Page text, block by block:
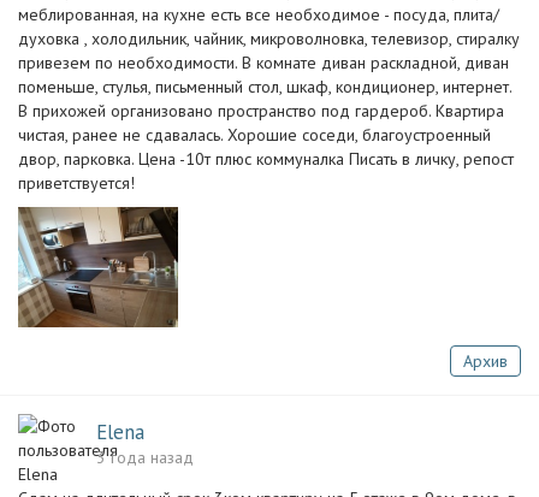
меблированная, на кухне есть все необходимое - посуда, плита/
духовка , холодильник, чайник, микроволновка, телевизор, стиралку
привезем по необходимости. В комнате диван раскладной, диван
поменьше, стулья, письменный стол, шкаф, кондиционер, интернет.
В прихожей организовано пространство под гардероб. Квартира
чистая, ранее не сдавалась. Хорошие соседи, благоустроенный
двор, парковка. Цена -10т плюс коммуналка Писать в личку, репост
приветствуется!
Архив
Elena
3 года назад